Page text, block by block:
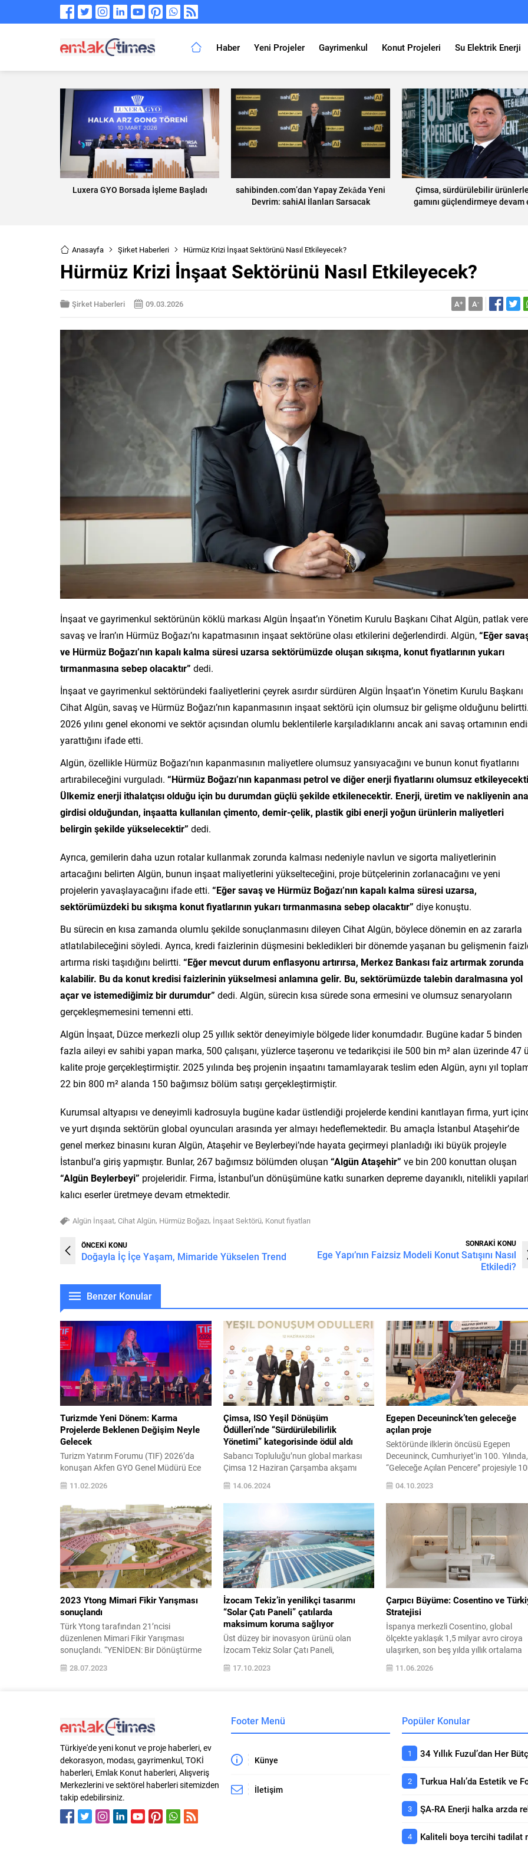
Haber Yeni Projeler Gayrimenkul Konut Projeleri Su Elektrik Enerji
Luxera GYO Borsada İşleme Başladı
sahibinden.com’dan Yapay Zekâda Yeni
Devrim: sahiAI İlanları Sarsacak
Çimsa, sürdürülebilir
gamını güçlendirmeye devam
Anasayfa Şirket Haberleri Hürmüz Krizi İnşaat Sektörünü Nasıl Etkileyecek?
Hürmüz Krizi İnşaat Sektörünü Nasıl Etkileyecek?
Şirket Haberleri 09.03.2026 A+ A-
İnşaat ve gayrimenkul sektörünün köklü markası Algün İnşaat’ın Yönetim Kurulu Başkanı Cihat Algün, patlak
savaş ve İran’ın Hürmüz Boğazı’nı kapatmasının inşaat sektörüne olası etkilerini değerlendirdi. Algün,“Eğer
ve Hürmüz Boğazı’nın kapalı kalma süresi uzarsa sektörümüzde oluşan sıkışma, konut fiyatlarının yukarı
tırmanmasına sebep olacaktır” dedi.
İnşaat ve gayrimenkul sektöründeki faaliyetlerini çeyrek asırdır sürdüren Algün İnşaat’ın Yönetim Kurulu Başkanı
Cihat Algün, savaş ve Hürmüz Boğazı’nın kapanmasının inşaat sektörü için olumsuz bir gelişme olduğunu belirtti.
2026 yılını genel ekonomi ve sektör açısından olumlu beklentilerle karşıladıklarını ancak ani savaş ortamının
yarattığını ifade etti.
Algün, özellikle Hürmüz Boğazı’nın kapanmasının maliyetlere olumsuz yansıyacağını ve bunun konut fiyatlarını
artırabileceğini vurguladı. “Hürmüz Boğazı’nın kapanması petrol ve diğer enerji fiyatlarını olumsuz
Ülkemiz enerji ithalatçısı olduğu için bu durumdan güçlü şekilde etkilenecektir. Enerji, üretim ve nakliyenin ana
girdisi olduğundan, inşaatta kullanılan çimento, demir-çelik, plastik gibi enerji yoğun ürünlerin maliyetleri
belirgin şekilde yükselecektir” dedi.
Ayrıca, gemilerin daha uzun rotalar kullanmak zorunda kalması nedeniyle navlun ve sigorta maliyetlerinin
artacağını belirten Algün, bunun inşaat maliyetlerini yükselteceğini, proje bütçelerinin zorlanacağını ve yeni
projelerin yavaşlayacağını ifade etti. “Eğer savaş ve Hürmüz Boğazı’nın kapalı kalma süresi uzarsa,
sektörümüzdeki bu sıkışma konut fiyatlarının yukarı tırmanmasına sebep olacaktır” diye konuştu.
Bu sürecin en kısa zamanda olumlu şekilde sonuçlanmasını dileyen Cihat Algün, böylece dönemin en az zararla
atlatılabileceğini söyledi. Ayrıca, kredi faizlerinin düşmesini bekledikleri bir dönemde yaşanan bu gelişmenin
artırma riski taşıdığını belirtti. “Eğer mevcut durum enflasyonu artırırsa, Merkez Bankası faiz artırmak zorunda
kalabilir. Bu da konut kredisi faizlerinin yükselmesi anlamına gelir. Bu, sektörümüzde talebin daralmasına yol
açar ve istemediğimiz bir durumdur” dedi. Algün, sürecin kısa sürede sona ermesini ve olumsuz senaryoların
gerçekleşmemesini temenni etti.
Algün İnşaat, Düzce merkezli olup 25 yıllık sektör deneyimiyle bölgede lider konumdadır. Bugüne kadar 5 binden
fazla aileyi ev sahibi yapan marka, 500 çalışanı, yüzlerce taşeronu ve tedarikçisi ile 500 bin m² alan üzerinde 47
kalite proje gerçekleştirmiştir. 2025 yılında beş projenin inşaatını tamamlayarak teslim eden Algün, aynı yıl
22 bin 800 m² alanda 150 bağımsız bölüm satışı gerçekleştirmiştir.
Kurumsal altyapısı ve deneyimli kadrosuyla bugüne kadar üstlendiği projelerde kendini kanıtlayan firma, yurt
ve yurt dışında sektörün global oyuncuları arasında yer almayı hedeflemektedir. Bu amaçla İstanbul Ataşehir’de
genel merkez binasını kuran Algün, Ataşehir ve Beylerbeyi’nde hayata geçirmeyi planladığı iki büyük projeyle
İstanbul’a giriş yapmıştır. Bunlar, 267 bağımsız bölümden oluşan “Algün Ataşehir” ve bin 200 konuttan oluşan
“Algün Beylerbeyi” projeleridir. Firma, İstanbul’un dönüşümüne katkı sunarken depreme dayanıklı, nitelikli
kalıcı eserler üretmeye devam etmektedir.
Algün İnşaat, Cihat Algün, Hürmüz Boğazı, İnşaat Sektörü, Konut fiyatları
ÖNCEKİ KONU
Doğayla İç İçe Yaşam, Mimaride Yükselen Trend
SONRAKİ KONU
Ege Yapı’nın Faizsiz Modeli Konut Satışını Nasıl
Etkiledi?
Benzer Konular
Turizmde Yeni Dönem: Karma
Projelerde Beklenen Değişim Neyle
Gelecek
Turizm Yatırım Forumu (TIF) 2026’da
konuşan Akfen GYO Genel Müdürü Ece
Demirpençe, turizm ve gayrimenkul
yatırımlarında tek segmente dayalı
modellerin yerini, bağımsız yaşam, sağlık
turizmi ve deneyim odaklı varlıkları bir
araya getiren karma projelerin aldığını
vurguladı. Euro Bölgesi’nde 65 yaş üzeri
nüfusun harcamalarının hızla arttığını
belirten Demirpençe, bu kitlenin “bakım”...
11.02.2026
Çimsa, ISO Yeşil Dönüşüm
Ödülleri’nde “Sürdürülebilirlik
Yönetimi” kategorisinde ödül aldı
Sabancı Topluluğu’nun global markası
Çimsa 12 Haziran Çarşamba akşamı
gerçekleşen 2024 İSO Yeşil Dönüşüm
Ödül Töreni’nde “Sürdürülebilirlik
Yönetimi” kategorisinde ödüle layık
görüldü. 2024 ISO Yeşil Dönüşüm Ödül
Töreni’nde Çimsa, “Sürdürülebilirlik
Yönetimi” kategorisinde ödüle layık
görüldü. Çevre, Şehircilik ve İklim
Değişikliği Bakanı Sayın Mehmet
ÖZHASEKİ’nin de katıldığı tören, çevre ve
sürdürülebilirlik...
14.06.2024
Egepen Deceuninck’ten geleceğe
açılan proje
Sektöründe ilklerin öncüsü Egepen
Deceuninck, Cumhuriyet’in 100. Yılında,
“Geleceğe Açılan Pencere” projesiyle
okulun kapı ve pencerelerini yeniliyor.
Adıyaman, Hatay, Adana ve
25 okulun yenilenmesiyle başlayan
2 yıl boyunca devam edecek.
penceresi Egepen Deceuninck, bugüne
kadar yenilikçi ve çevreye duyarlı
üretimiyle sergilediği sorumluluk
anlayışını bir adım...
04.10.2023
2023 Ytong Mimari Fikir Yarışması
sonuçlandı
Türk Ytong tarafından 21’ncisi
düzenlenen Mimari Fikir Yarışması
sonuçlandı. “YENİDEN: Bir Dönüştürme
ve Değerlendirme Aracı Olarak Mimarlık”
teması ile düzenlenen ve katılımcıları
Türkiye’de 60 yıldır çağdaş yapılaşmanın
ve mimarlık kültürünün destekçisi olan
Türk Ytong’un düzenlediği 2023...
28.07.2023
İzocam Tekiz’in yenilikçi tasarımı
“Solar Çatı Paneli” çatılarda
maksimum koruma sağlıyor
Üst düzey bir inovasyon ürünü olan
İzocam Tekiz Solar Çatı Paneli,
vidalanarak yapılan konvansiyonel
uygulamalara kıyasla su yalıtım
markası İzocam Tekiz, geliştirdiği yeni
nesil yalıtım çözümlerine bir yenisini daha
olan Solar...
17.10.2023
Çarpıcı Büyüme: Cosentino ve
Stratejisi
İspanya merkezli Cosentino, global
ölçekte yaklaşık 1,5 milyar avro ciroya
ulaşırken, son beş yılda yıllık ortalama
yüzde 4,3 organik büyüme kaydetti.
13 milyon metrekare plaka üretim
metrekare bazında yüzde 24 büyüme
hedefliyor. Mimarlık ve tasarım...
11.06.2026
Türkiye'de yeni konut ve proje haberleri, ev
dekorasyon, modası, gayrimenkul, TOKİ
haberleri, Emlak Konut haberleri, Alışveriş
Merkezlerini ve sektörel haberleri sitemizden
takip edebilirsiniz.
Footer Menü
Künye
İletişim
Popüler Konular